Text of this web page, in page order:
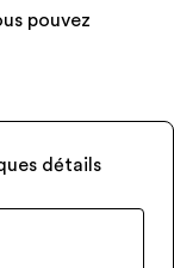
pouvez
détails